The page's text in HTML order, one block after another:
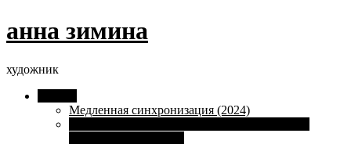
анна зимина
художник
Toggle
Медленная синхронизация (2024)